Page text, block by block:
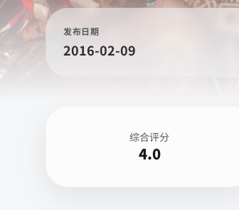
发布日期
2016-02-09
综合评分
4.0